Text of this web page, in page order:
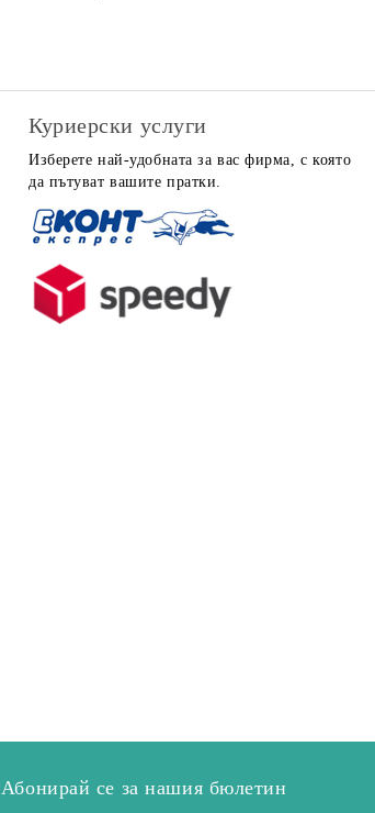
Куриерски услуги
Изберете най-удобната за вас фирма, с която
да пътуват вашите пратки.
Абонирай се за нашия бюлетин